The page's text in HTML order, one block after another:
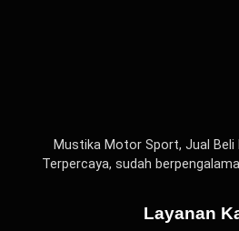
Mustika Motor Sport, Jual
Terpercaya, sudah
Layanan